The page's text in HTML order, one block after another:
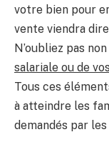
votre bien pour
vente viendra
N’oubliez pas
salariale ou de
Tous ces
à atteindre les
demandés par les